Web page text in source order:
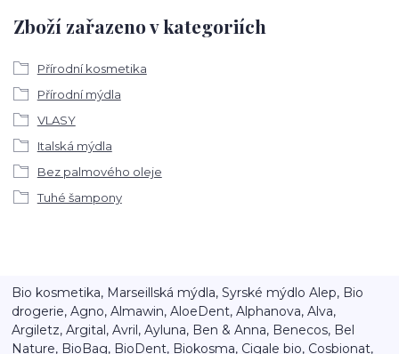
Zboží zařazeno v kategoriích
Přírodní kosmetika
Přírodní mýdla
VLASY
Italská mýdla
Bez palmového oleje
Tuhé šampony
Bio kosmetika, Marseillská mýdla, Syrské mýdlo Alep, Bio
drogerie, Agno, Almawin, AloeDent, Alphanova, Alva,
Argiletz, Argital, Avril, Ayluna, Ben & Anna, Benecos, Bel
Nature, BioBag, BioDent, Biokosma, Cigale bio, Cosbionat,